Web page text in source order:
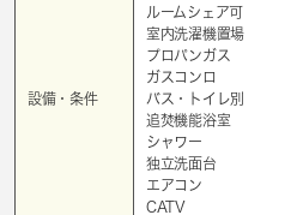
設備・条件
ルームシェア可
室内洗濯機置場
プロパンガス
ガスコンロ
バス・トイレ別
追焚機能浴室
シャワー
独立洗面台
エアコン
CATV